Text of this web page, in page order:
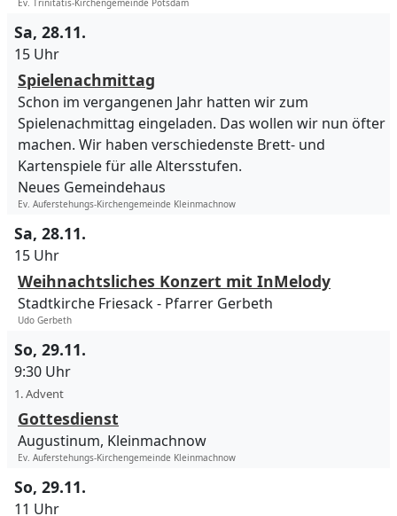
Ev. Trinitatis-Kirchengemeinde Potsdam
Sa, 28.11.
15 Uhr
Spielenachmittag
Schon im vergangenen Jahr hatten wir zum
Spielenachmittag eingeladen. Das wollen wir nun öfter
machen. Wir haben verschiedenste Brett- und
Kartenspiele für alle Altersstufen.
Neues Gemeindehaus
Ev. Auferstehungs-Kirchengemeinde Kleinmachnow
Sa, 28.11.
15 Uhr
Weihnachtsliches Konzert mit InMelody
Stadtkirche Friesack Pfarrer Gerbeth
Udo Gerbeth
So, 29.11.
9:30 Uhr
1. Advent
Gottesdienst
Augustinum, Kleinmachnow
Ev. Auferstehungs-Kirchengemeinde Kleinmachnow
So, 29.11.
11 Uhr